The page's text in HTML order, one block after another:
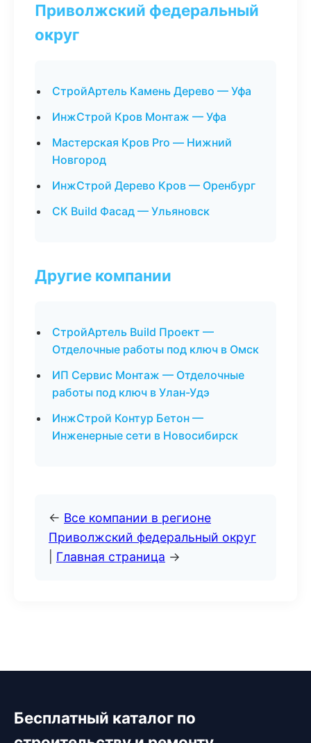
Приволжский федеральный
округ
СтройАртель Камень Дерево — Уфа
ИнжСтрой Кров Монтаж — Уфа
Мастерская Кров Pro — Нижний
Новгород
ИнжСтрой Дерево Кров — Оренбург
СК Build Фасад — Ульяновск
Другие компании
СтройАртель Build Проект —
Отделочные работы под ключ в Омск
ИП Сервис Монтаж — Отделочные
работы под ключ в Улан-Удэ
ИнжСтрой Контур Бетон —
Инженерные сети в Новосибирск
← Все компании в регионе
Приволжский федеральный округ
Главная страница →
Бесплатный каталог по